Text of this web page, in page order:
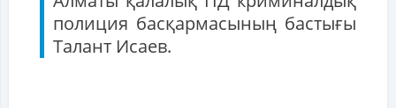
полиция басқармасының бастығы
Талант Исаев.